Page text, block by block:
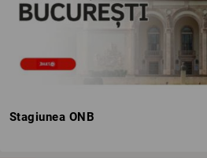
Stagiunea ONB